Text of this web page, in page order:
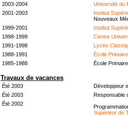
2003-2004
Université du
2001-2003
Institut
Nouveaux
1999-2001
Institut
1998-1999
Centre
1991-1998
Lycée
1988-1991
École
1985-1988
École
Travaux de vacances
Été 2003
Développeur
Été 2003
Responsable
Été 2002
Supérieur de